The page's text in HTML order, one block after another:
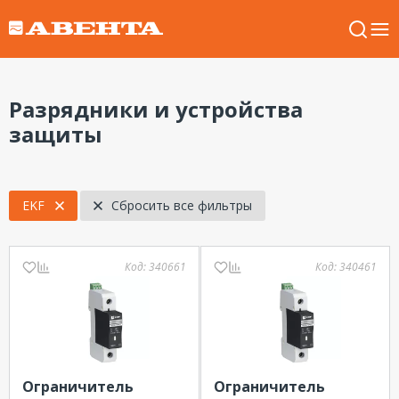
Разрядники и устройства
защиты
EKF Сбросить все фильтры
Код:340661
Ограничитель
Код:340461
Ограничитель